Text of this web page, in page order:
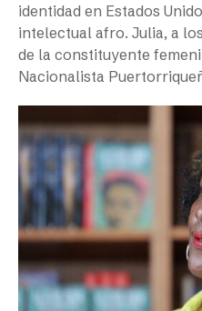
identidad en Estados
intelectual afro. Julia, a
de la constituyente
Nacionalista